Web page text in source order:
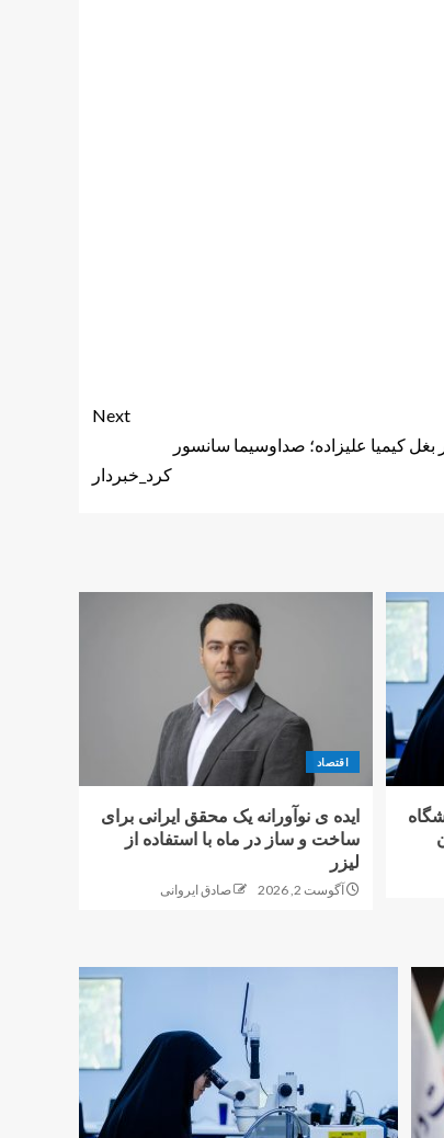
Next
بغل کیمیا علیزاده؛ صداوسیما سانسور
کرد_خبردار
اقتصاد
ایده ی نوآورانه یک محقق ایرانی برای
ساخت و ساز در ماه با استفاده از
لیزر
آگوست 2, 2026 صادق ایروانی